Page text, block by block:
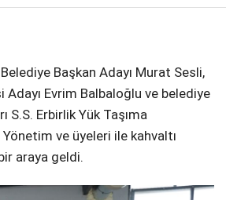
Instagram
Youtube
Başkan Adayı Murat Sesli,
Adayı Evrim Balbaloğlu ve belediye
S.S. Erbirlik Yük Taşıma
ve üyeleri ile kahvaltı
araya geldi.